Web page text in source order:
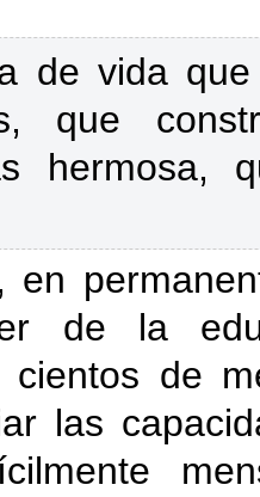
de vida
que
hermosa,
en
de la
cientos de
las